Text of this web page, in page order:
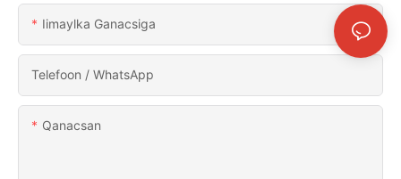
Iimaylka Ganacsiga
Telefoon / WhatsApp
Qanacsan